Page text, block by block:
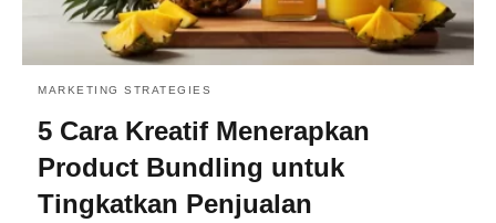
MARKETING STRATEGIES
5 Cara Kreatif Menerapkan
Product Bundling untuk
Tingkatkan Penjualan